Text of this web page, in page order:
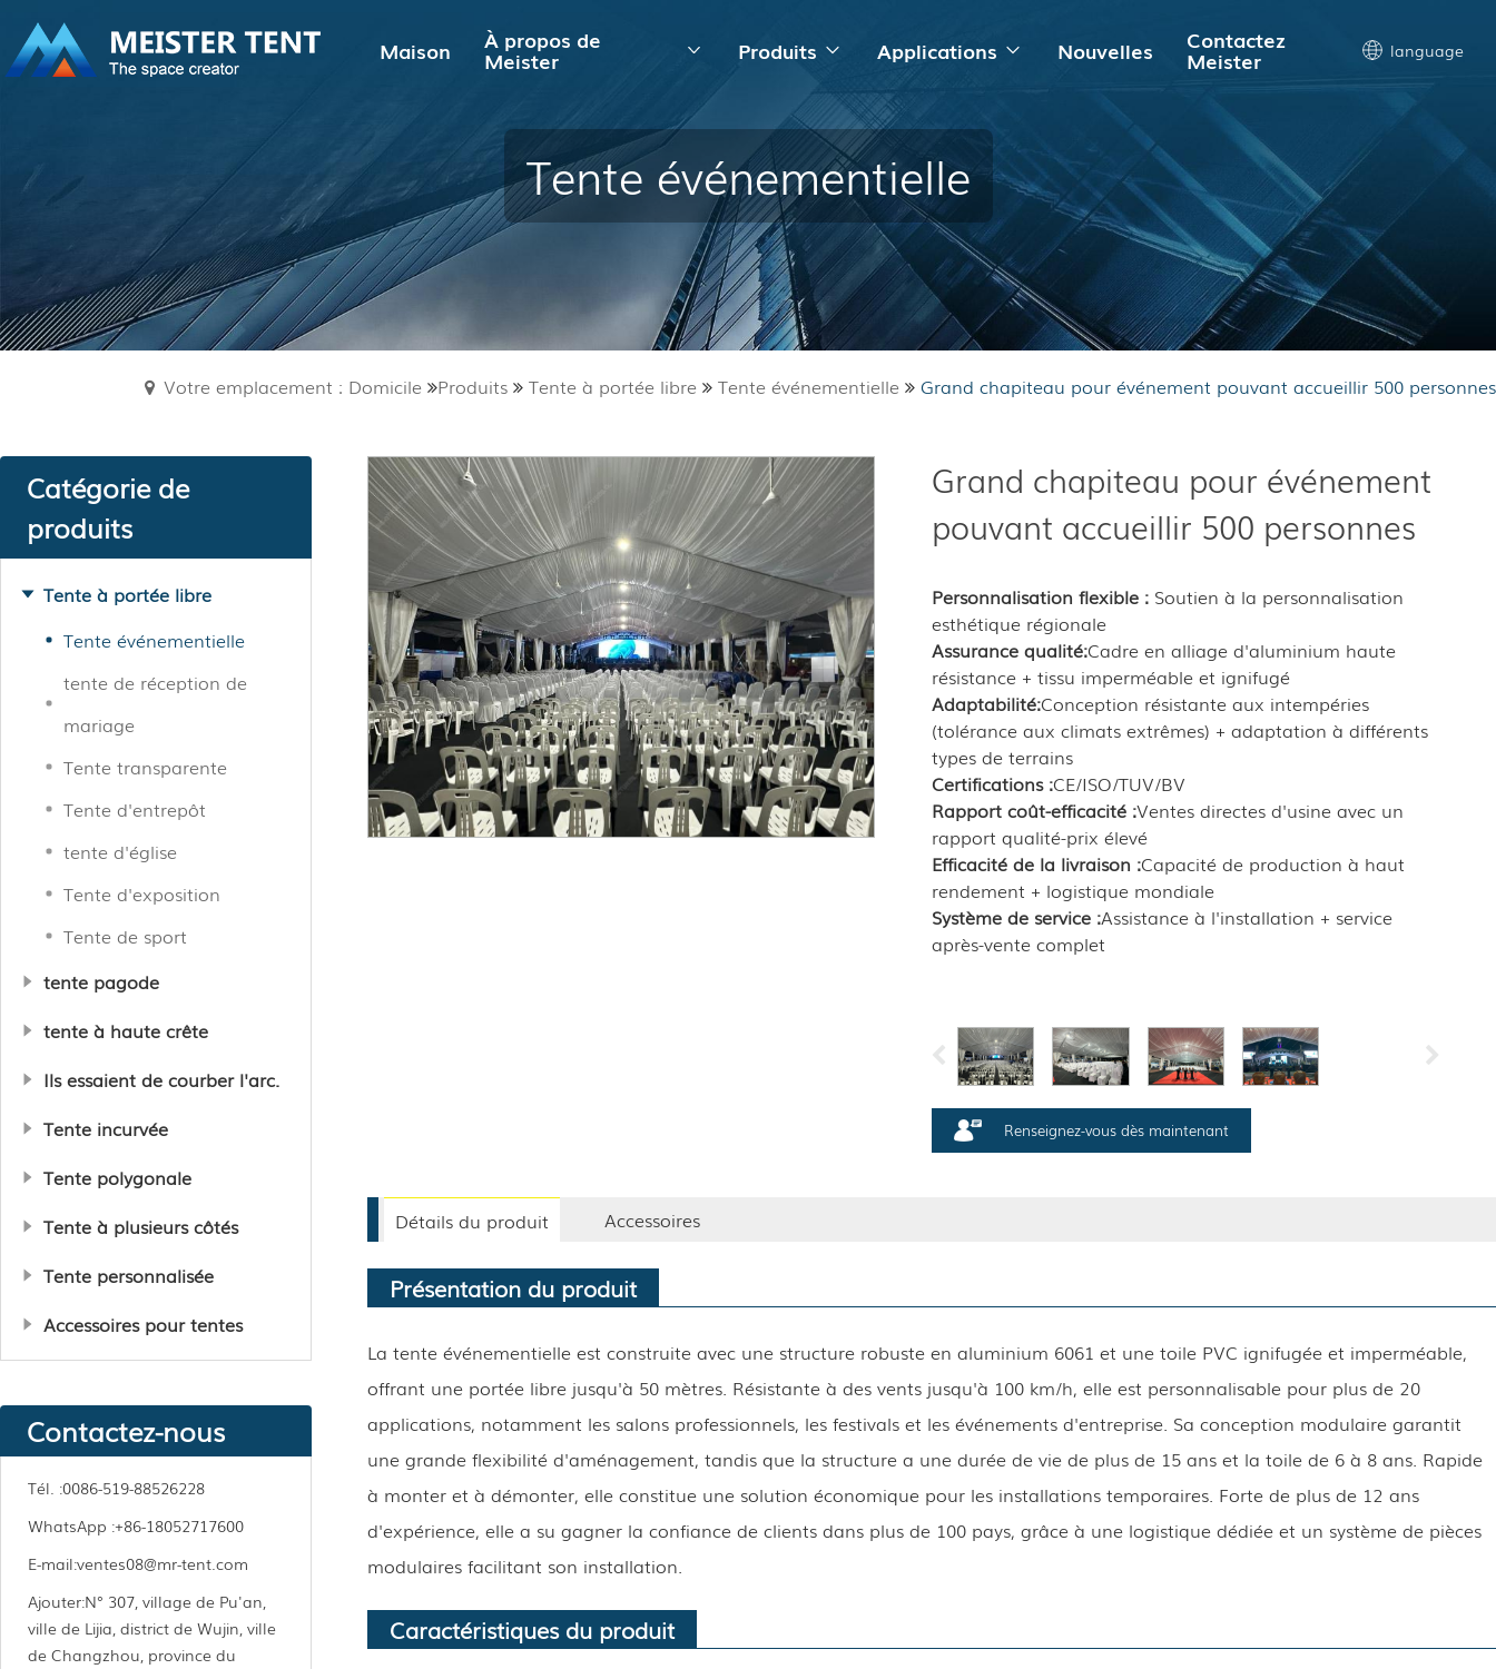
Maison À propos de
Meister Produits Applications Nouvelles Contactez
Meister language
Tente événementielle
Votre emplacement : Domicile Produits Tente à portée libre Tente événementielle Grand chapiteau pour événement pouvant accueillir 500 personnes
Catégorie de
produits
Tente à portée libre
Tente événementielle
tente de réception de
mariage
Tente transparente
Tente d'entrepôt
tente d'église
Tente d'exposition
Tente de sport
tente pagode
tente à haute crête
Ils essaient de courber l'arc.
Tente incurvée
Tente polygonale
Tente à plusieurs côtés
Tente personnalisée
Accessoires pour tentes
Contactez-nous
Tél. :0086-519-88526228
WhatsApp :+86-18052717600
E-mail:ventes08@mr-tent.com
Ajouter:N° 307, village de Pu'an,
ville de Lijia, district de Wujin, ville
de Changzhou, province du
Grand chapiteau pour événement
pouvant accueillir 500 personnes
Personnalisation flexible : Soutien à la personnalisation
esthétique régionale
Assurance qualité:Cadre en alliage d'aluminium haute
résistance + tissu imperméable et ignifugé
Adaptabilité:Conception résistante aux intempéries
(tolérance aux climats extrêmes) + adaptation à différents
types de terrains
Certifications :CE/ISO/TUV/BV
Rapport coût-efficacité :Ventes directes d'usine avec un
rapport qualité-prix élevé
Efficacité de la livraison :Capacité de production à haut
rendement + logistique mondiale
Système de service :Assistance à l'installation + service
après-vente complet
Renseignez-vous dès maintenant
Détails du produit Accessoires
Présentation du produit
La tente événementielle est construite avec une structure robuste en aluminium 6061 et une toile PVC ignifugée et imperméable,
offrant une portée libre jusqu'à 50 mètres. Résistante à des vents jusqu'à 100 km/h, elle est personnalisable pour plus de 20
applications, notamment les salons professionnels, les festivals et les événements d'entreprise. Sa conception modulaire garantit
une grande flexibilité d'aménagement, tandis que la structure a une durée de vie de plus de 15 ans et la toile de 6 à 8 ans. Rapide
à monter et à démonter, elle constitue une solution économique pour les installations temporaires. Forte de plus de 12 ans
d'expérience, elle a su gagner la confiance de clients dans plus de 100 pays, grâce à une logistique dédiée et un système de pièces
modulaires facilitant son installation.
Caractéristiques du produit